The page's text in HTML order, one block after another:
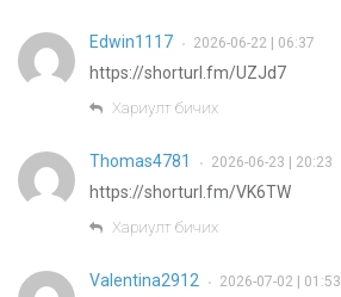
Edwin1117 • 2026-06-22 | 06:37
https://shorturl.fm/UZJd7
Хариулт бичих
Thomas4781 • 2026-06-23 | 20:23
https://shorturl.fm/VK6TW
Хариулт бичих
Valentina2912 • 2026-07-02 | 01:53